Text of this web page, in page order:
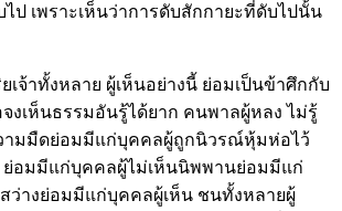
ป เพราะเห็นว่าการดับสักกายะที่ดับไปนั้น
เจ้าทั้งหลาย ผู้เห็นอย่างนี้ ย่อมเป็นข้าศึกกับ
จงเห็นธรรมอันรู้ได้ยาก คนพาลผู้หลง ไม่รู้
ามมืดย่อมมีแก่บุคคลผู้ถูกนิวรณ์หุ้มห่อไว้
อมมีแก่บุคคลผู้ไม่เห็นนิพพานย่อมมีแก่
ว่างย่อมมีแก่บุคคลผู้เห็น ชนทั้งหลายผู้